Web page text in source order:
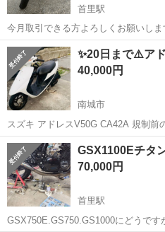
首里駅
今月取引できる方よろしくお願いし
る方は25万円でご案内します。 走行距離 約5500km（日常で使って
るので伸びます） 年式 2021年
ハンドル、カウルは...
沖縄 南城市 首里駅 スズキ
✨20日まで⚠️ア
40,000円
南城市
スズキ アドレスV50G CA42A 規制前
であります！ 走行距離は恐らく1周
要であれば社外マフラーをお付けし
などありませ！ ...
沖縄 南城市 アドレ
GSX1100Eチタ
70,000円
首里駅
GSX750E.GS750.GS1000にどうです